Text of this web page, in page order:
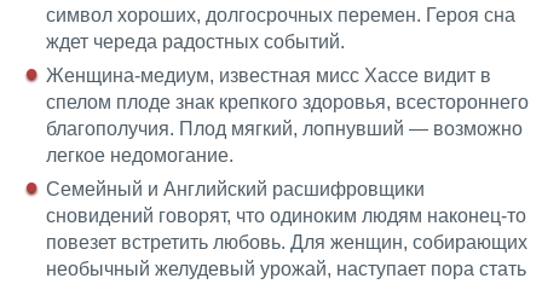
символ хороших, долгосрочных перемен. Героя сна
ждет череда радостных событий.
Женщина-медиум, известная мисс Хассе видит в
спелом плоде знак крепкого здоровья, всестороннего
благополучия. Плод мягкий, лопнувший — возможно
легкое недомогание.
Семейный и Английский расшифровщики
сновидений говорят, что одиноким людям наконец-то
повезет встретить любовь. Для женщин, собирающих
необычный желудевый урожай, наступает пора стать